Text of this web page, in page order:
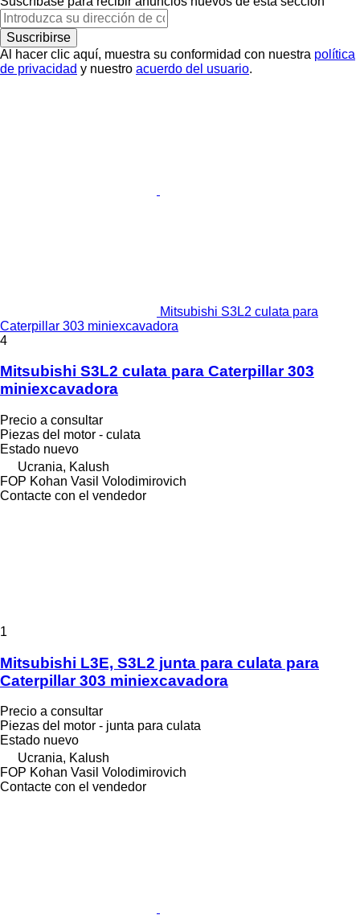
Suscribirse
Al hacer clic aquí, muestra su conformidad con nuestra política
de privacidad y nuestro acuerdo del usuario.
Mitsubishi S3L2 culata para
Caterpillar 303 miniexcavadora
4
Mitsubishi S3L2 culata para Caterpillar 303
miniexcavadora
Precio a consultar
Piezas del motor - culata
Estado nuevo
Ucrania, Kalush
FOP Kohan Vasil Volodimirovich
Contacte con el vendedor
1
Mitsubishi L3E, S3L2 junta para culata para
Caterpillar 303 miniexcavadora
Precio a consultar
Piezas del motor - junta para culata
Estado nuevo
Ucrania, Kalush
FOP Kohan Vasil Volodimirovich
Contacte con el vendedor